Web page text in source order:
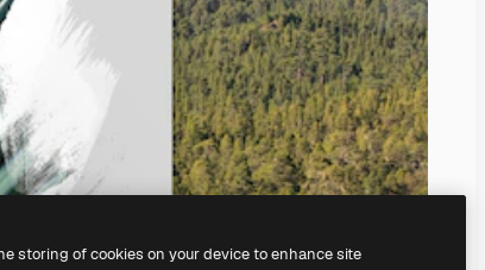
storing of cookies on your device to enhance site